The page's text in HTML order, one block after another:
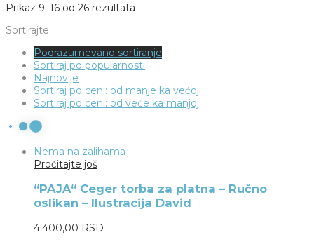
Prikaz 9–16 od 26 rezultata
Sortirajte
Podrazumevano sortiranje
Sortiraj po popularnosti
Najnovije
Sortiraj po ceni: od manje ka većoj
Sortiraj po ceni: od veće ka manjoj
Nema na zalihama
Pročitajte još
“PAJA“ Ceger torba za platna – Ručno
oslikan – Ilustracija David
4.400,00 RSD